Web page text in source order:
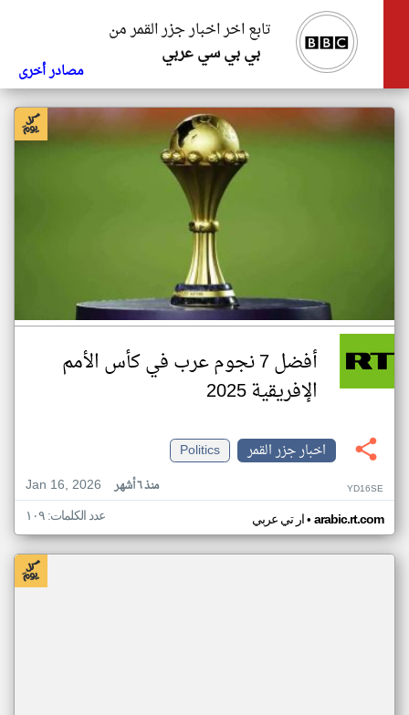
تابع اخر اخبار جزر القمر من
بي بي سي عربي
مصادر أخرى
أفضل 7 نجوم عرب في كأس الأمم
الإفريقية 2025
اخبار جزر القمر
Politics
Jan 16, 2026
منذ ٦ أشهر YD16SE
ار تي عربي• arabic.rt.com عدد الكلمات: ١٠٩